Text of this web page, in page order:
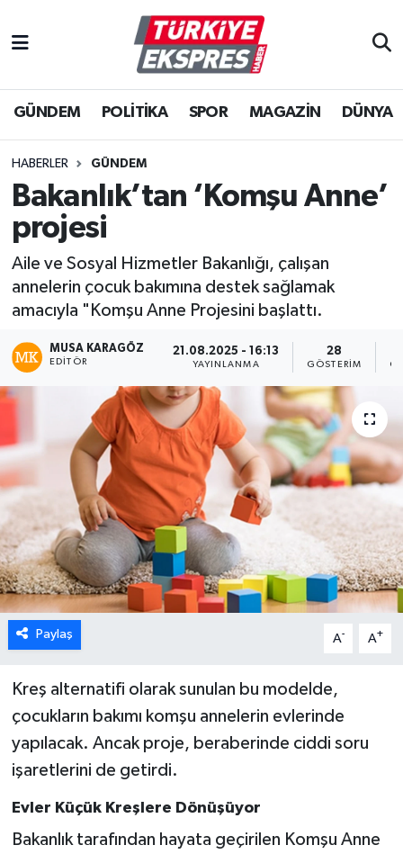
GÜNDEM POLİTİKA SPOR MAGAZİN DÜNYA
HABERLER GÜNDEM
Bakanlık’tan ‘Komşu Anne’
projesi
Aile ve Sosyal Hizmetler Bakanlığı, çalışan
annelerin çocuk bakımına destek sağlamak
amacıyla "Komşu Anne Projesini başlattı.
MUSA KARAGÖZ
EDITÖR
21.08.2025 - 16:13
YAYINLANMA
28
GÖSTERIM
Paylaş A- A+
Kreş alternatifi olarak sunulan bu modelde,
çocukların bakımı komşu annelerin evlerinde
yapılacak. Ancak proje, beraberinde ciddi soru
işaretlerini de getirdi.
Evler Küçük Kreşlere Dönüşüyor
Bakanlık tarafından hayata geçirilen Komşu Anne
İstanbul Nöbetçi Eczaneler
İstanbul Hava Durumu
İstanbul Namaz Vakitleri
İstanbul Trafik Yoğunluk Haritası
Tüm Manşetler
Son Dakika Haberleri
Haber Arşivi